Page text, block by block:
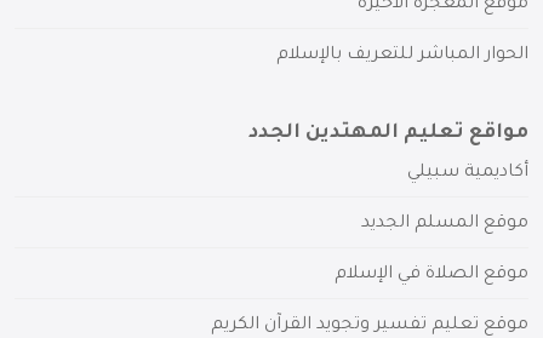
موقع المعجزة الأخيرة
الحوار المباشر للتعريف بالإسلام
مواقع تعليم المهتدين الجدد
أكاديمية سبيلي
موقع المسلم الجديد
موقع الصلاة في الإسلام
موقع تعليم تفسير وتجويد القرآن الكريم